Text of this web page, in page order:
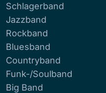
Schlagerband
Jazzband
Rockband
Bluesband
Countryband
Funk-/Soulband
Big Band